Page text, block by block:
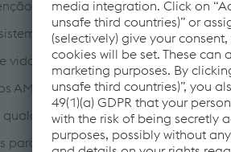
de intertravamento e muitas
vida
AMV
fonte de alimentação ativa
para retrofit